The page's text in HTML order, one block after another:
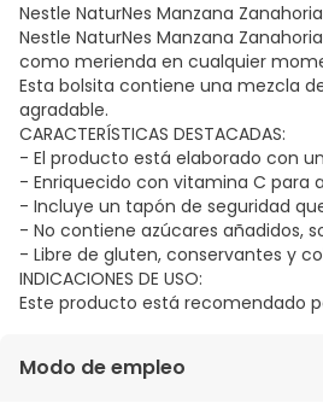
Nestle NaturNes Manzana
Nestle NaturNes Manzana
como merienda en cualquier
Esta bolsita contiene una mezcla
agradable.
CARACTERÍSTICAS DESTACADAS:
- El producto está elaborado con
- Enriquecido con vitamina C para
- Incluye un tapón de seguridad
- No contiene azúcares añadidos,
- Libre de gluten, conservantes y
INDICACIONES DE USO:
Este producto está recomendado
Modo de empleo